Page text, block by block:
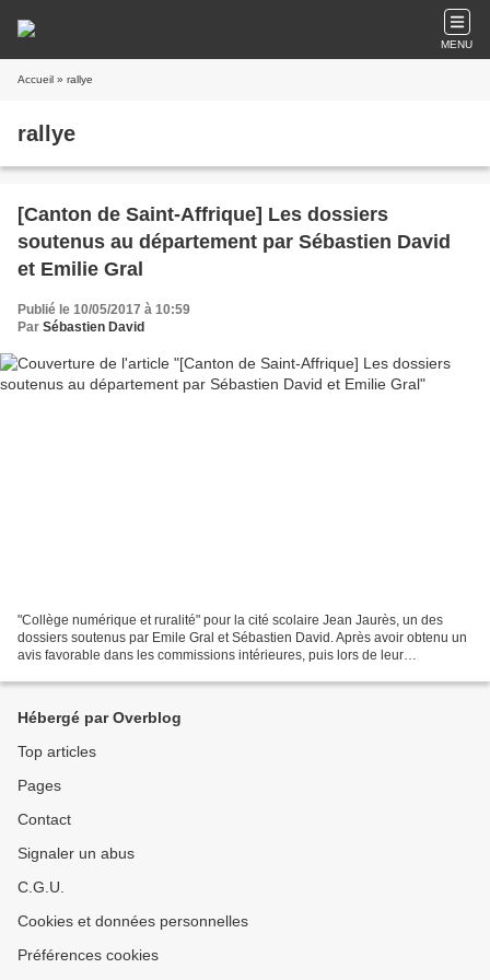
MENU
Accueil » rallye
rallye
[Canton de Saint-Affrique] Les dossiers
soutenus au département par Sébastien David
et Emilie Gral
Publié le 10/05/2017 à 10:59
Par Sébastien David
"Collège numérique et ruralité" pour la cité scolaire Jean Jaurès, un des
dossiers soutenus par Emile Gral et Sébastien David. Après avoir obtenu un
avis favorable dans les commissions intérieures, puis lors de leur
Hébergé par Overblog
Top articles
Pages
Contact
Signaler un abus
C.G.U.
Cookies et données personnelles
Préférences cookies